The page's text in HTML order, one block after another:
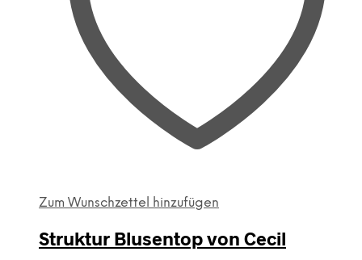
Zum Wunschzettel hinzufügen
Struktur Blusentop von Cecil